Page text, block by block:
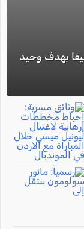
بهدف وحيد